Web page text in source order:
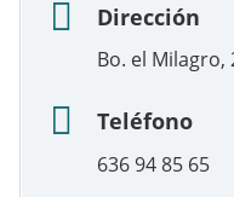
Dirección
Bo. el Milagro,
Teléfono
636 94 85 65